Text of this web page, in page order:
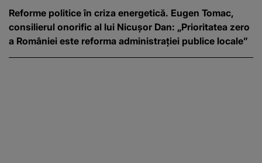
Reforme politice în criza energetică. Eugen Tomac,
consilierul onorific al lui Nicușor Dan: „Prioritatea zero
a României este reforma administrației publice locale”